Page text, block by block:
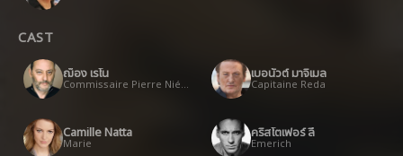
CAST
ฌ็อง เรโน
Commissaire Pierre Niémans
เบอนัวต์ มาจิเมล
Capitaine Reda
Camille Natta
Marie
คริสโตเฟอร์ ลี
Emerich